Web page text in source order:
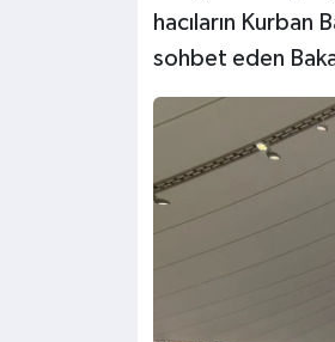
hacıların Kurban
sohbet eden